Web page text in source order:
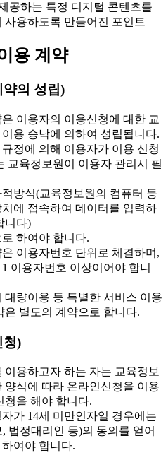
공하는 특정 디지털 콘텐츠를
사용하도록 만들어진 포인트
용 계약
의 성립)
이용자의 이용신청에 대한 교
용 승낙에 의하여 성립됩니다.
정에 의해 이용자가 이용 신청
교육정보원이 이용자 관리시 필
방식(교육정보원의 컴퓨터 등
에 접속하여 데이터를 입력하
니다)
하여야 합니다.
이용자번호 단위로 체결하며,
이용자번호 이상이어야 합니
량이용 등 특별한 서비스 이용
은 별도의 계약으로 합니다.
청)
용하고자 하는 자는 교육정보
양식에 따라 온라인신청을 이용
청을 해야 합니다.
가 14세 미만인자일 경우에는
법정대리인 등)의 동의를 얻어
여야 합니다.